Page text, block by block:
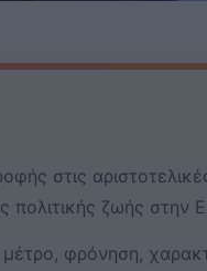
στις
πολιτικής ζωής στην
μέτρο, φρόνηση,